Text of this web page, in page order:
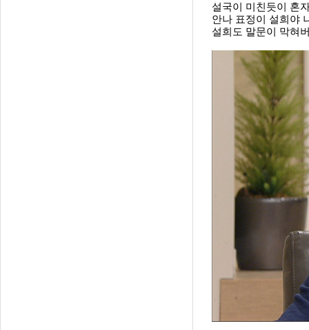
설국이 미친듯이 혼
안나 표정이 설희야
설희도 말문이 막혀